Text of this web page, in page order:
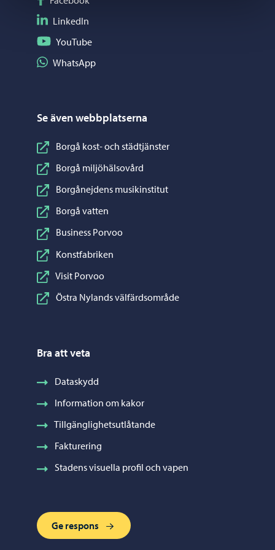
Följ på LinkedIn
LinkedIn
Följ på YouTube
YouTube
Dela på WhatsApp
WhatsApp
Se även webbplatserna
Borgå kost- och städtjänster
Borgå miljöhälsovård
Borgånejdens musikinstitut
Borgå vatten
Business Porvoo
Konstfabriken
Visit Porvoo
Östra Nylands välfärdsområde
Bra att veta
Dataskydd
Information om kakor
Tillgänglighetsutlåtande
Fakturering
Stadens visuella profil och vapen
Ge respons